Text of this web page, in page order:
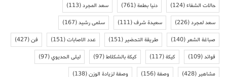
حالات الشفاء(124) دنيا بطمة(761) سعد المجرد(113)
سعد لمجرد(226) سعيدة شرف(111) سلمى رشيد(167)
صباغة الشعر(140) طريقة التحضير(151) عدد الاصابات(151) فن(427)
فوائد(109) كيكة(117) كيكة بالشكلاط(97) ليلى الحديوي(97)
مشاهير(428) وصفة(156) وصفة لزيادة الوزن(138)